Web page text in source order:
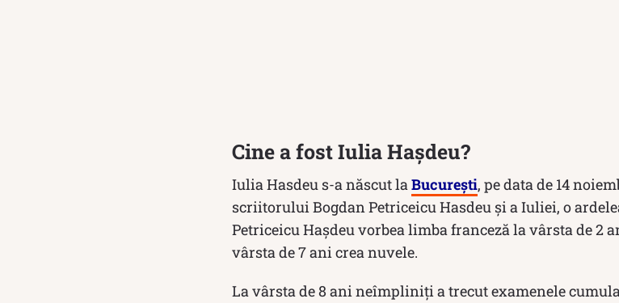
Cine a fost Iulia Hașdeu?
Iulia Hasdeu s-a născut laBucurești, pe data de 14
scriitorului Bogdan Petriceicu Hasdeu și a Iuliei, o
Petriceicu Haşdeu vorbea limba franceză la vârsta de 2
vârsta de 7 ani crea nuvele.
La vârsta de 8 ani neîmpliniți a trecut examenele